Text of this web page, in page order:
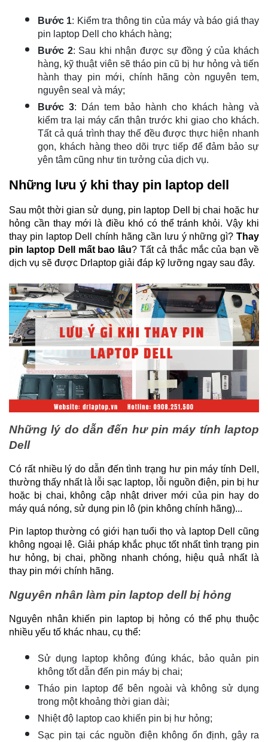
Bước 1: Kiểm tra thông tin của máy và báo giá thay
pin laptop Dell cho khách hàng;
Bước 2: Sau khi nhận được sự đồng ý của khách
hàng, kỹ thuật viên sẽ tháo pin cũ bị hư hỏng và tiến
hành thay pin mới, chính hãng còn nguyên tem,
nguyên seal và máy;
Bước 3: Dán tem bảo hành cho khách hàng và
kiểm tra lại máy cẩn thận trước khi giao cho khách.
Tất cả quá trình thay thế đều được thực hiện nhanh
gọn, khách hàng theo dõi trực tiếp để đảm bảo sự
yên tâm cũng như tin tưởng của dịch vụ.
Những lưu ý khi thay pin laptop dell
Sau một thời gian sử dụng, pin laptop Dell bị chai hoặc hư
hỏng cần thay mới là điều khó có thể tránh khỏi. Vậy khi
thay pin laptop Dell chính hãng cần lưu ý những gì? Thay
pin laptop Dell mất bao lâu? Tất cả thắc mắc của bạn về
dịch vụ sẽ được Drlaptop giải đáp kỹ lưỡng ngay sau đây.
Những lý do dẫn đến hư pin máy tính laptop
Dell
Có rất nhiều lý do dẫn đến tình trạng hư pin máy tính Dell,
thường thấy nhất là lỗi sạc laptop, lỗi nguồn điện, pin bị hư
hoặc bị chai, không cập nhật driver mới của pin hay do
máy quá nóng, sử dụng pin lô (pin không chính hãng)...
Pin laptop thường có giới hạn tuổi thọ và laptop Dell cũng
không ngoại lệ. Giải pháp khắc phục tốt nhất tình trạng pin
hư hỏng, bị chai, phồng nhanh chóng, hiệu quả nhất là
thay pin mới chính hãng.
Nguyên nhân làm pin laptop dell bị hỏng
Nguyên nhân khiến pin laptop bị hỏng có thể phụ thuộc
nhiều yếu tố khác nhau, cụ thể:
Sử dụng laptop không đúng khác, bảo quản pin
không tốt dẫn đến pin máy bị chai;
Tháo pin laptop để bên ngoài và không sử dụng
trong một khoảng thời gian dài;
Nhiệt độ laptop cao khiến pin bị hư hỏng;
Sạc pin tại các nguồn điện không ổn định, gây ra